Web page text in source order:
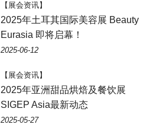
【展会资讯】
2025年土耳其国际美容展 Beauty
Eurasia 即将启幕！
2025-06-12
【展会资讯】
2025年亚洲甜品烘焙及餐饮展
SIGEP Asia最新动态
2025-05-27